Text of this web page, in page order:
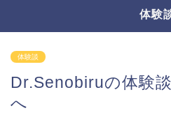
体験
体験談
Dr.Senobiruの体験
へ